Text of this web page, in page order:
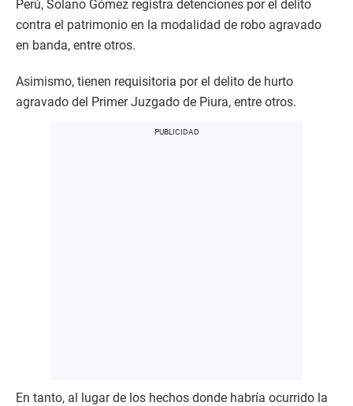
Perú, Solano Gómez registra detenciones por el delito
contra el patrimonio en la modalidad de robo agravado
en banda, entre otros.
Asimismo, tienen requisitoria por el delito de hurto
agravado del Primer Juzgado de Piura, entre otros.
En tanto, al lugar de los hechos donde habría ocurrido la